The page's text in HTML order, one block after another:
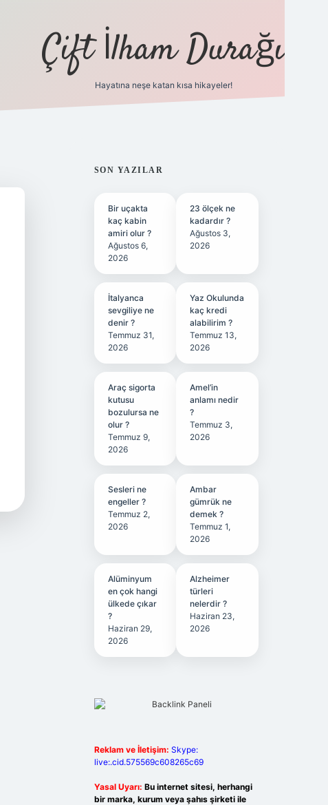
Çift İlham Durağı
Hayatına neşe katan kısa hikayeler!
SIDEBAR
SON YAZILAR
Bir uçakta
kaç kabin
amiri olur ?
Ağustos 6,
2026
23 ölçek ne
kadardır ?
Ağustos 3,
2026
İtalyanca
sevgiliye ne
denir ?
Temmuz 31,
2026
Yaz Okulunda
kaç kredi
alabilirim ?
Temmuz 13,
2026
Araç sigorta
kutusu
bozulursa ne
olur ?
Temmuz 9,
2026
Amel’in
anlamı nedir
?
Temmuz 3,
2026
Sesleri ne
engeller ?
Temmuz 2,
2026
Ambar
gümrük ne
demek ?
Temmuz 1,
2026
Alüminyum
en çok hangi
ülkede çıkar
?
Haziran 29,
2026
Alzheimer
türleri
nelerdir ?
Haziran 23,
2026
Reklam ve İletişim: Skype:
live:.cid.575569c608265c69
Yasal Uyarı: Bu internet sitesi, herhangi
bir marka, kurum veya şahıs şirketi ile